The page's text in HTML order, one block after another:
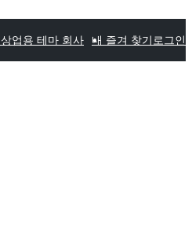
상업용 테마 회사 내 즐겨 찾기 로그인